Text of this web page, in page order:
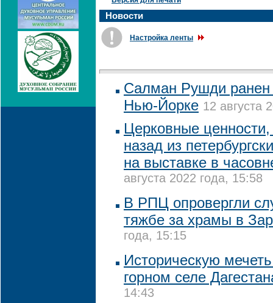
Новости
Настройка ленты
Салман Рушди ранен
Нью-Йорке 12 августа
Церковные
назад из
на выставке в
августа 2022 года, 15:58
В РПЦ опровергли
тяжбе за храмы в
года, 15:15
Историческую
горном селе
14:43